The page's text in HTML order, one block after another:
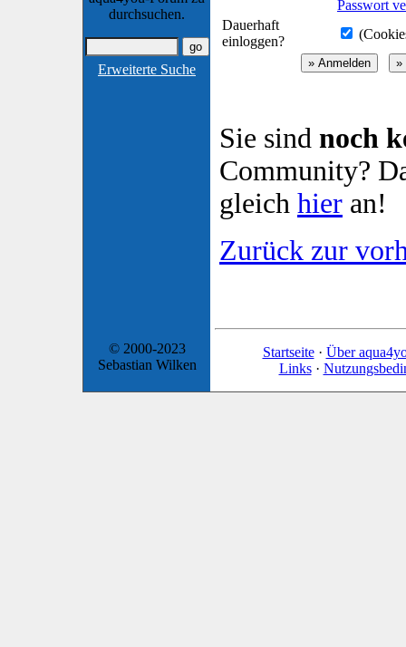
durchsuchen.
Erweiterte Suche
Passwort
Dauerhaft
einloggen?
Sie sind noch
Community?
gleich hier an!
Zurück zur
© 2000-2023
Sebastian Wilken
Startseite· Über
Links·